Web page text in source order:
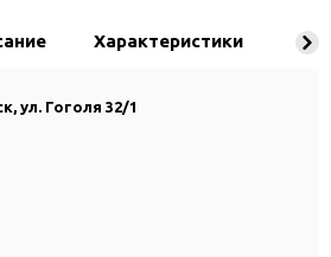
Характеристики
ул. Гоголя 32/1